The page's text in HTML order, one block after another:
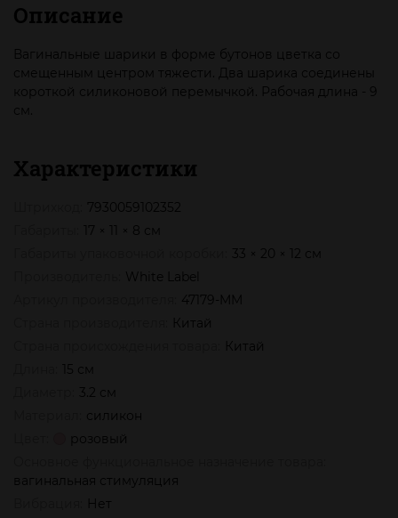
Описание
Вагинальные шарики в форме бутонов цветка со
смещенным центром тяжести. Два шарика соединены
короткой силиконовой перемычкой. Рабочая длина - 9
см.
Характеристики
7930059102352
17 × 11 × 8 см
33 × 20 × 12 см
White Label
47179-MM
Китай
Китай
15 см
3.2 см
силикон
розовый
вагинальная стимуляция
Нет